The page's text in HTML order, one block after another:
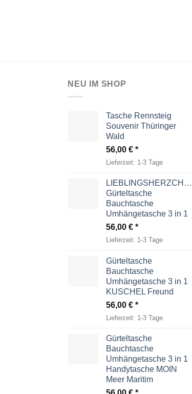
NEU IM SHOP
Tasche Rennsteig
Souvenir Thüringer
Wald
56,00 €
Lieferzeit: 1-3 Tage
LIEBLINGSHERZCHEN
Gürteltasche
Bauchtasche
Umhängetasche 3 in 1
56,00 €
Lieferzeit: 1-3 Tage
Gürteltasche
Bauchtasche
Umhängetasche 3 in 1
KUSCHEL Freund
56,00 €
Lieferzeit: 1-3 Tage
Gürteltasche
Bauchtasche
Umhängetasche 3 in 1
Handytasche MOIN
Meer Maritim